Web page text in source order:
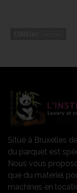
Situé à Bruxelles
du parquet est
Nous vous
que du matériel
machines en